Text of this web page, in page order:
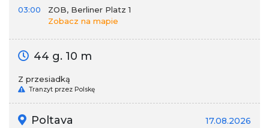
03:00
ZOB, Berliner Platz 1
Zobacz na mapie
44 g. 10 m
Z przesiadką
Tranzyt przez Polskę
Poltava 17.08.2026